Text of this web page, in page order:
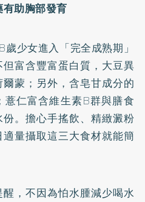
助胸部發育
少女進入「完全成熟期」
富含豐富蛋白質，大豆異
蒙；另外，含皂甘成分的
薏仁富含維生素B群與膳食
份。擔心手搖飲、精緻澱粉
量攝取這三大食材就能簡
，不因為怕水腫減少喝水